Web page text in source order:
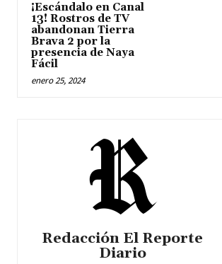
¡Escándalo en Canal
13! Rostros de TV
abandonan Tierra
Brava 2 por la
presencia de Naya
Fácil
enero 25, 2024
Redacción El Reporte
Diario